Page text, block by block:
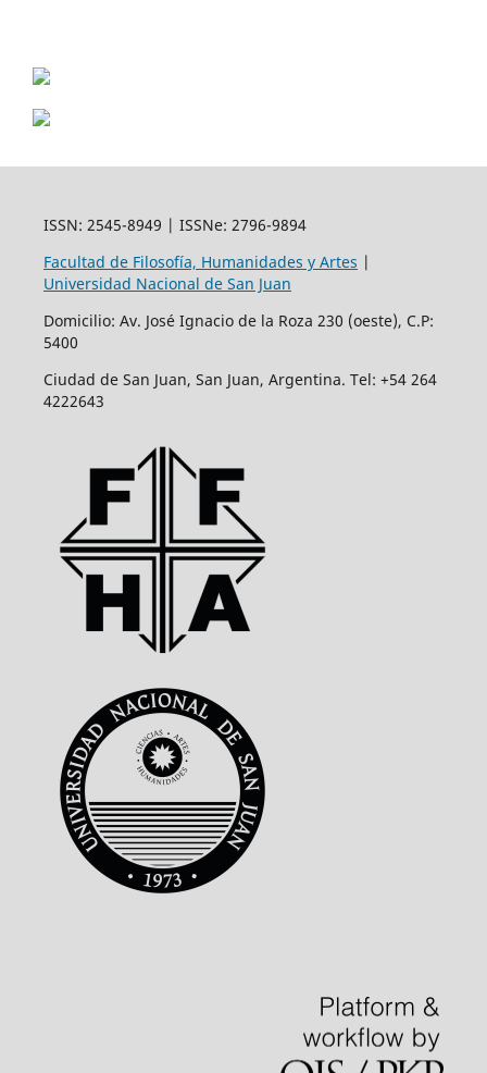
ISSN: 2545-8949 | ISSNe: 2796-9894
Facultad de Filosofía, Humanidades y Artes |
Universidad Nacional de San Juan
Domicilio: Av. José Ignacio de la Roza 230 (oeste), C.P:
5400
Ciudad de San Juan, San Juan, Argentina. Tel: +54 264
4222643